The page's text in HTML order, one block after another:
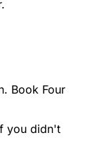
Book Four
you didn't